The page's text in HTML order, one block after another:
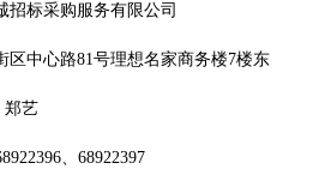
招标采购服务有限公司
区中心路81号理想名家商务楼7楼东
郑艺
、68922397